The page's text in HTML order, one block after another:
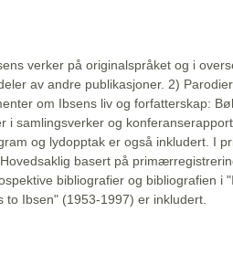
verker på originalspråket og i
av andre publikasjoner. 2)
om Ibsens liv og forfatterskap:
i samlingsverker og
og lydopptak er også inkludert. I
basert på
bibliografier og bibliografien i
Ibsen" (1953-1997) er inkludert.